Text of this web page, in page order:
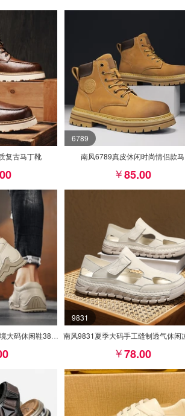
复古马丁靴
6789
南风6789真皮休闲时尚情侣款马
85.00
9831
78.00